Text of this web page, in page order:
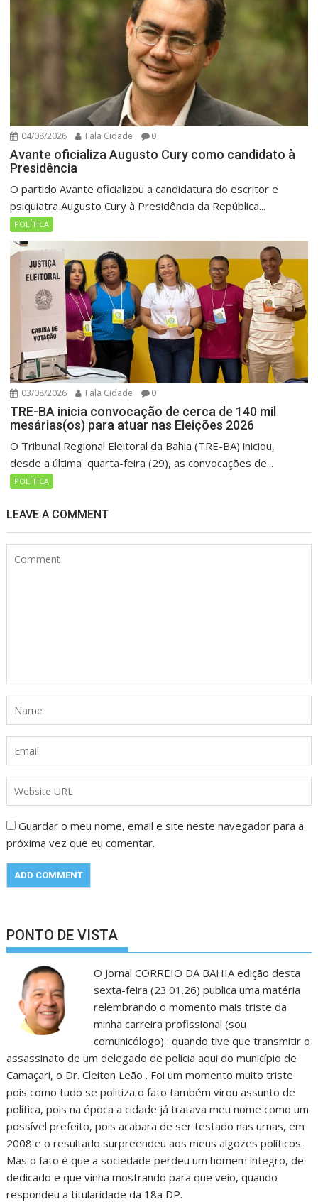
04/08/2026 Fala Cidade 0
Avante oficializa Augusto Cury como candidato à
Presidência
O partido Avante oficializou a candidatura do escritor e
psiquiatra Augusto Cury à Presidência da República...
POLÍTICA
03/08/2026 Fala Cidade 0
TRE-BA inicia convocação de cerca de 140 mil
mesárias(os) para atuar nas Eleições 2026
O Tribunal Regional Eleitoral da Bahia (TRE-BA) iniciou,
desde a última quarta-feira (29), as convocações de...
POLÍTICA
LEAVE A COMMENT
Guardar o meu nome, email e site neste navegador para a
próxima vez que eu comentar.
PONTO DE VISTA
O Jornal CORREIO DA BAHIA edição desta
sexta-feira (23.01.26) publica uma matéria
relembrando o momento mais triste da
minha carreira profissional (sou
comunicólogo) : quando tive que transmitir o
assassinato de um delegado de polícia aqui do município de
Camaçari, o Dr. Cleiton Leão . Foi um momento muito triste
pois como tudo se politiza o fato também virou assunto de
política, pois na época a cidade já tratava meu nome como um
possível prefeito, pois acabara de ser testado nas urnas, em
2008 e o resultado surpreendeu aos meus algozes políticos.
Mas o fato é que a sociedade perdeu um homem íntegro, de
dedicado e que vinha mostrando para que veio, quando
respondeu a titularidade da 18a DP.